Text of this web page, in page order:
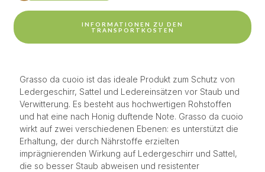
INFORMATIONEN ZU DEN
TRANSPORTKOSTEN
Grasso da cuoio ist das ideale Produkt zum Schutz von
Ledergeschirr, Sattel und Ledereinsätzen vor Staub und
Verwitterung. Es besteht aus hochwertigen Rohstoffen
und hat eine nach Honig duftende Note. Grasso da cuoio
wirkt auf zwei verschiedenen Ebenen: es unterstützt die
Erhaltung, der durch Nährstoffe erzielten
imprägnierenden Wirkung auf Ledergeschirr und Sattel,
die so besser Staub abweisen und resistenter